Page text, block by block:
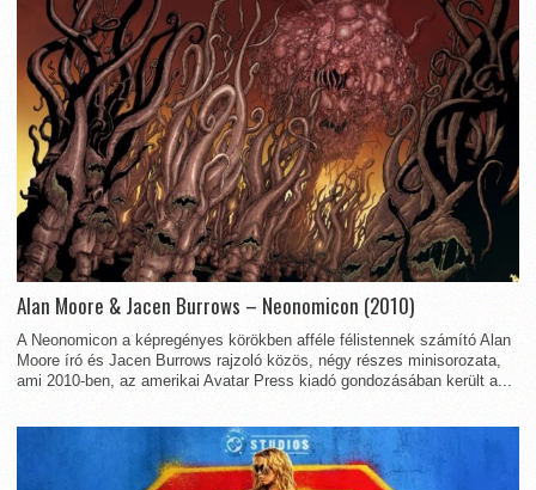
Alan Moore & Jacen Burrows – Neonomicon (2010)
A Neonomicon a képregényes körökben afféle félistennek számító Alan
Moore író és Jacen Burrows rajzoló közös, négy részes minisorozata,
ami 2010-ben, az amerikai Avatar Press kiadó gondozásában került a...